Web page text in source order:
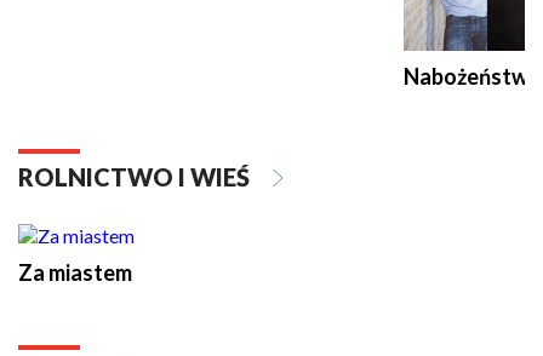
ROLNICTWO I WIEŚ
Za miastem